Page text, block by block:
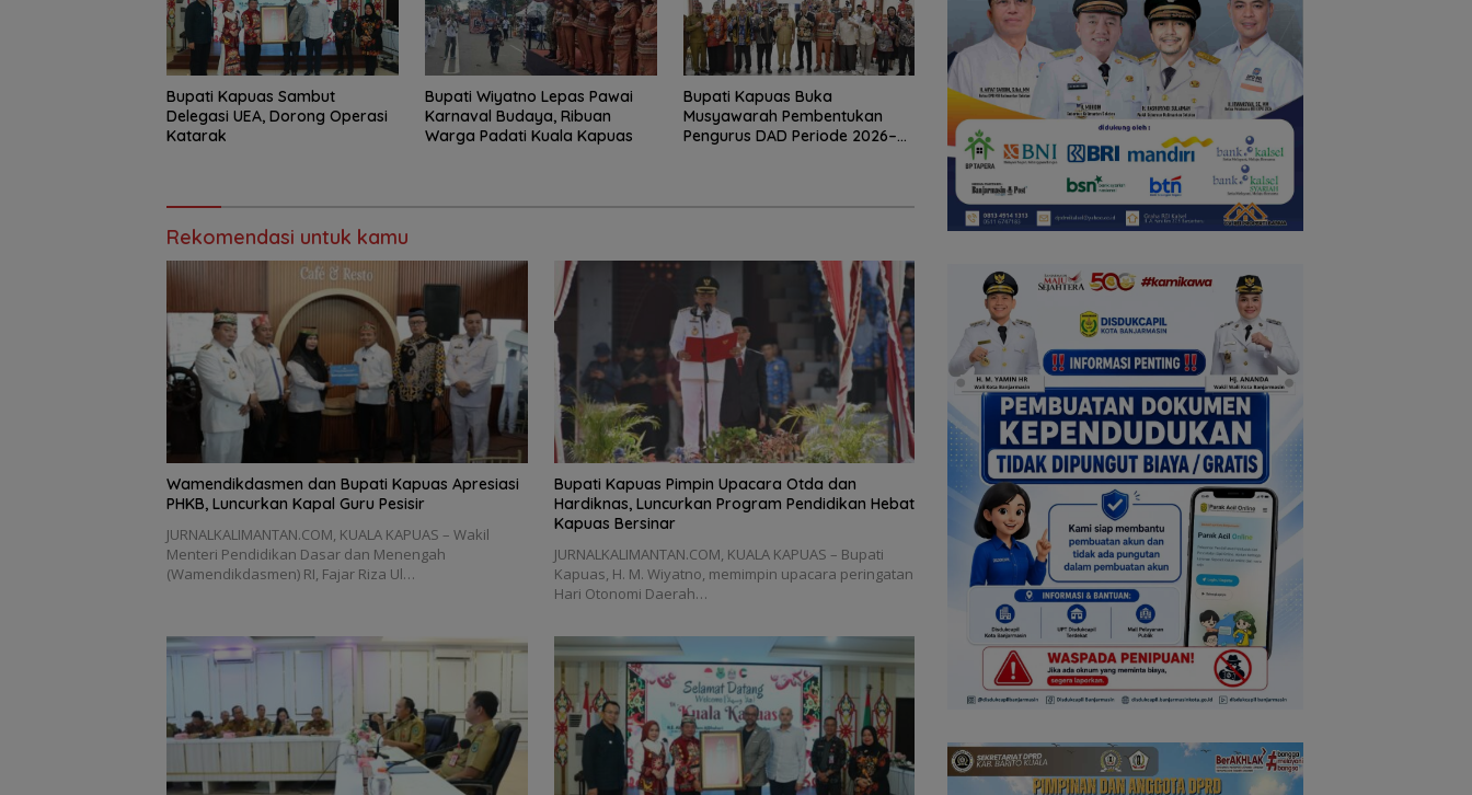
Bupati Kapuas Sambut
Delegasi UEA, Dorong Operasi
Katarak
Bupati Wiyatno Lepas Pawai
Karnaval Budaya, Ribuan
Warga Padati Kuala Kapuas
Bupati Kapuas Buka
Musyawarah Pembentukan
Pengurus DAD Periode 2026–
Rekomendasi untuk kamu
‎Wamendikdasmen dan Bupati Kapuas Apresiasi
PHKB, Luncurkan Kapal Guru Pesisir
JURNALKALIMANTAN.COM, KUALA KAPUAS – Wakil
Menteri Pendidikan Dasar dan Menengah
(Wamendikdasmen) RI, Fajar Riza Ul…
Bupati Kapuas Pimpin Upacara Otda dan
Hardiknas, Luncurkan Program Pendidikan Hebat
Kapuas Bersinar
JURNALKALIMANTAN.COM, KUALA KAPUAS – Bupati
Kapuas, H. M. Wiyatno, memimpin upacara peringatan
Hari Otonomi Daerah…